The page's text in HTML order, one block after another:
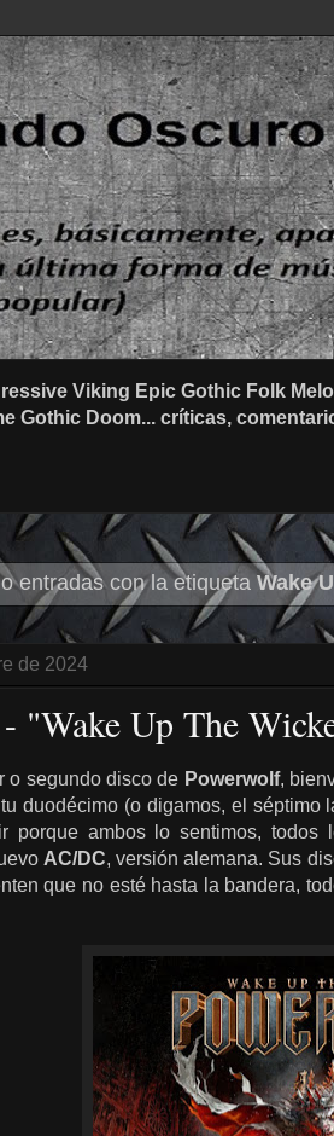
Viking Epic Gothic Folk
Gothic Doom... críticas,
entradas con la etiquetaWake
de 2024
"Wake Up The
o segundo disco de Powerwolf,
duodécimo (o digamos, el
porque ambos lo sentimos, todos
AC/DC, versión alemana. Sus
que no esté hasta la bandera,